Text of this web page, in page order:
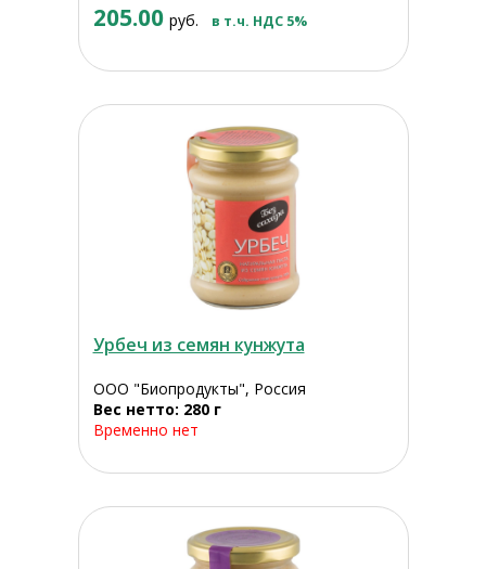
205.00 руб. в т.ч. НДС 5%
Урбеч из семян кунжута
ООО "Биопродукты", Россия
Вес нетто: 280 г
Временно нет